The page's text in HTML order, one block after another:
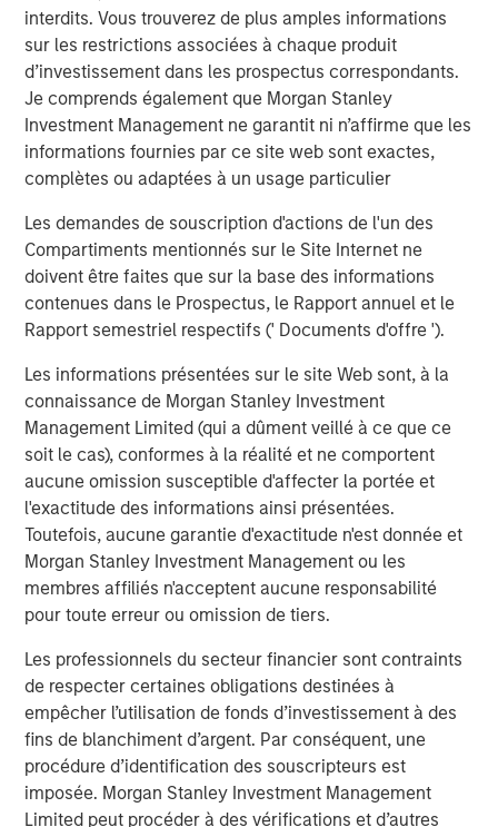
interdits. Vous trouverez de plus amples informations
sur les restrictions associées à chaque produit
d’investissement dans les prospectus correspondants.
Je comprends également que Morgan Stanley
Investment Management ne garantit ni n’affirme que les
informations fournies par ce site web sont exactes,
complètes ou adaptées à un usage particulier
Les demandes de souscription d'actions de l'un des
Compartiments mentionnés sur le Site Internet ne
doivent être faites que sur la base des informations
contenues dans le Prospectus, le Rapport annuel et le
Rapport semestriel respectifs (' Documents d'offre ').
Les informations présentées sur le site Web sont, à la
connaissance de Morgan Stanley Investment
Management Limited (qui a dûment veillé à ce que ce
soit le cas), conformes à la réalité et ne comportent
aucune omission susceptible d'affecter la portée et
l'exactitude des informations ainsi présentées.
Toutefois, aucune garantie d'exactitude n'est donnée et
Morgan Stanley Investment Management ou les
membres affiliés n'acceptent aucune responsabilité
pour toute erreur ou omission de tiers.
Les professionnels du secteur financier sont contraints
de respecter certaines obligations destinées à
empêcher l’utilisation de fonds d’investissement à des
fins de blanchiment d’argent. Par conséquent, une
procédure d’identification des souscripteurs est
imposée. Morgan Stanley Investment Management
Limited peut procéder à des vérifications et d’autres
We believe this is a compelling opportunity for us to
invest alongside an experienced management team to
build a leading energy services business across the most
attractive oil and gas basins in the United States.”
Logan Burt, Executive Director of Morgan Stanley Energy
Partners, added, “The current operating environment
requires the deployment of advanced equipment and an
innovative, cost-effective approach to well completions.
We are thrilled to be partnering with Bobby and Seth to
deliver that differentiated service offering and grow
Catalyst into an industry leader.”
About Catalyst Energy Services
Headquartered in Midland, Texas, Catalyst Energy
Services provides pressure pumping and other
complementary services to upstream producers in
premier U.S. oil and gas basins. For further information
about Catalyst, please visit
www.catalystenergyservices.com
Morgan Stanley Energy Partners, the energy-focused
private equity business of Morgan Stanley Investment
Management, is a leading energy private equity platform
that makes privately negotiated equity and equity-related
investments in energy companies located primarily in
North America. Morgan Stanley Energy Partners pursues